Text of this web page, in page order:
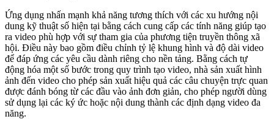
Ứng dụng nhấn mạnh khả năng tương thích với các xu hướng nội
dung kỹ thuật số hiện tại bằng cách cung cấp các tính năng giúp tạo
ra video phù hợp với sự tham gia của phương tiện truyền thông xã
hội. Điều này bao gồm điều chỉnh tỷ lệ khung hình và độ dài video
để đáp ứng các yêu cầu dành riêng cho nền tảng. Bằng cách tự
động hóa một số bước trong quy trình tạo video, nhà sản xuất hình
ảnh đến video cho phép sản xuất hiệu quả các câu chuyện trực quan
được đánh bóng từ các đầu vào ảnh đơn giản, cho phép người dùng
sử dụng lại các ký ức hoặc nội dung thành các định dạng video đa
năng.